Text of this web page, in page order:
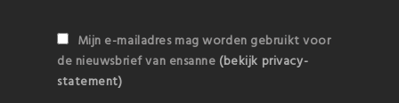
Mijn e-mailadres mag worden gebruikt voor
de nieuwsbrief van ensanne (bekijk privacy-
statement)